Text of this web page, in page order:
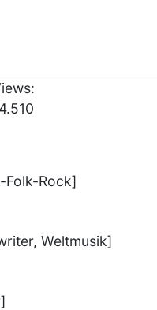
Folk-Rock]
Weltmusik]